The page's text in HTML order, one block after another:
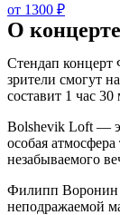
от 1300 ₽
О концерте
Стендап концерт
зрители смогут
составит 1 час
Bolshevik Loft —
особая
незабываемого
Филипп Воронин
неподражаемой